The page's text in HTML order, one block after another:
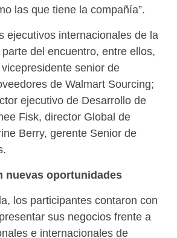
las que tiene la compañía”.
ejecutivos internacionales de la
del encuentro, entre ellos,
senior de
de Walmart Sourcing;
ejecutivo de Desarrollo de
Fisk, director Global de
Berry, gerente Senior de
nuevas oportunidades
los participantes contaron con
sus negocios frente a
e internacionales de